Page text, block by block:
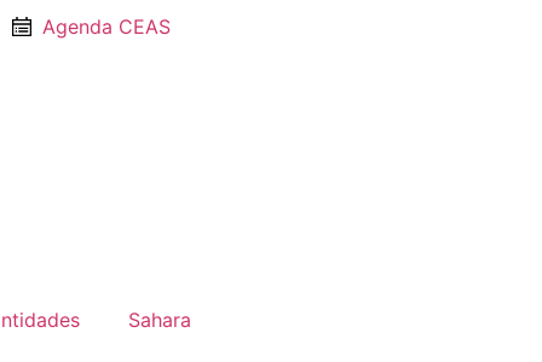
Agenda CEAS
Sahara